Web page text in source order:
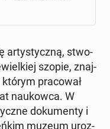
ar­ty­stycz­ną, stwo­
szopie, znaj­
pra­co­wał
na­ukow­ca. W
do­ku­men­ty i
muzeum uroz­